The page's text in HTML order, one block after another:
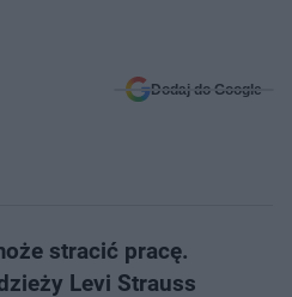
Dodaj do Google
stracić pracę.
Levi Strauss